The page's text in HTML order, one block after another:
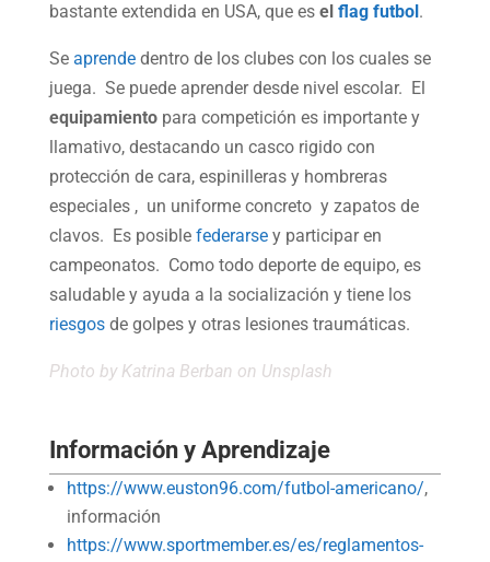
bastante extendida en USA, que es elflag futbol.
Seaprendedentro de los clubes con los cuales se
juega. Se puede aprender desde nivel escolar. El
equipamientopara competición es importante y
llamativo, destacando un casco rigido con
protección de cara, espinilleras y hombreras
especiales , un uniforme concreto y zapatos de
clavos. Es posible federarsey participar en
campeonatos. Como todo deporte de equipo, es
saludable y ayuda a la socialización y tiene los
riesgosde golpes y otras lesiones traumáticas.
Photo by Katrina Berban on Unsplash
Información y Aprendizaje
https://www.euston96.com/futbol-americano/,
información
https://www.sportmember.es/es/reglamentos-